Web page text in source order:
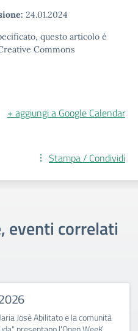
24.01.2024
questo articolo è
Commons
+ aggiungi a Google Calendar
Stampa / Condividi
eventi correlati
Josè Abilitato e la comunità